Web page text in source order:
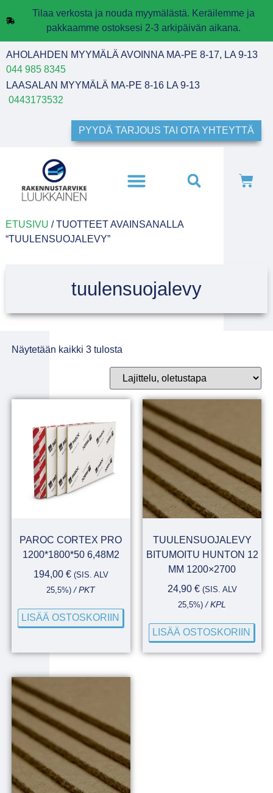
Tilaa verkosta ja nouda myymälästä. Keräilemme ja
pakkaamme ostoksesi 2-3 arkipäivän aikana.
AHOLAHDEN MYYMÄLÄ AVOINNA MA-PE 8-17, LA 9-13
044 985 8345
LAASALAN MYYMÄLÄ MA-PE 8-16 LA 9-13
0443173532
PYYDÄ TARJOUS TAI OTA YHTEYTTÄ
ETUSIVU / TUOTTEET AVAINSANALLA
“TUULENSUOJALEVY”
tuulensuojalevy
Näytetään kaikki 3 tulosta
PAROC CORTEX PRO
1200*1800*50 6,48M2
194,00 € (SIS. ALV
25,5%) / PKT
LISÄÄ OSTOSKORIIN
TUULENSUOJALEVY
BITUMOITU HUNTON 12
MM 1200×2700
24,90 € (SIS. ALV
25,5%) / KPL
LISÄÄ OSTOSKORIIN